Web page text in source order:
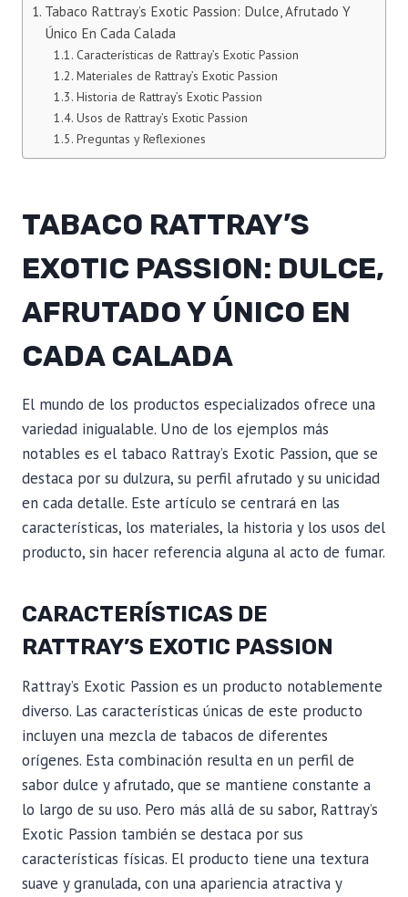
Tabaco Rattray’s Exotic Passion: Dulce, Afrutado Y
Único En Cada Calada
Características de Rattray’s Exotic Passion
Materiales de Rattray’s Exotic Passion
Historia de Rattray’s Exotic Passion
Usos de Rattray’s Exotic Passion
Preguntas y Reflexiones
TABACO RATTRAY’S
EXOTIC PASSION: DULCE,
AFRUTADO Y ÚNICO EN
CADA CALADA
El mundo de los productos especializados ofrece una
variedad inigualable. Uno de los ejemplos más
notables es el tabaco Rattray’s Exotic Passion, que se
destaca por su dulzura, su perfil afrutado y su unicidad
en cada detalle. Este artículo se centrará en las
características, los materiales, la historia y los usos del
producto, sin hacer referencia alguna al acto de fumar.
CARACTERÍSTICAS DE
RATTRAY’S EXOTIC PASSION
Rattray’s Exotic Passion es un producto notablemente
diverso. Las características únicas de este producto
incluyen una mezcla de tabacos de diferentes
orígenes. Esta combinación resulta en un perfil de
sabor dulce y afrutado, que se mantiene constante a
lo largo de su uso. Pero más allá de su sabor, Rattray’s
Exotic Passion también se destaca por sus
características físicas. El producto tiene una textura
suave y granulada, con una apariencia atractiva y